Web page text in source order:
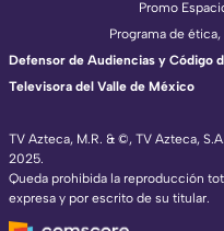
TV Azteca, M.R. & ©, TV Azteca,
2025.
Queda prohibida la reproducción
expresa y por escrito de su titular.
Promo
Programa de
Defensor de Audiencias y Código
Televisora del Valle de México